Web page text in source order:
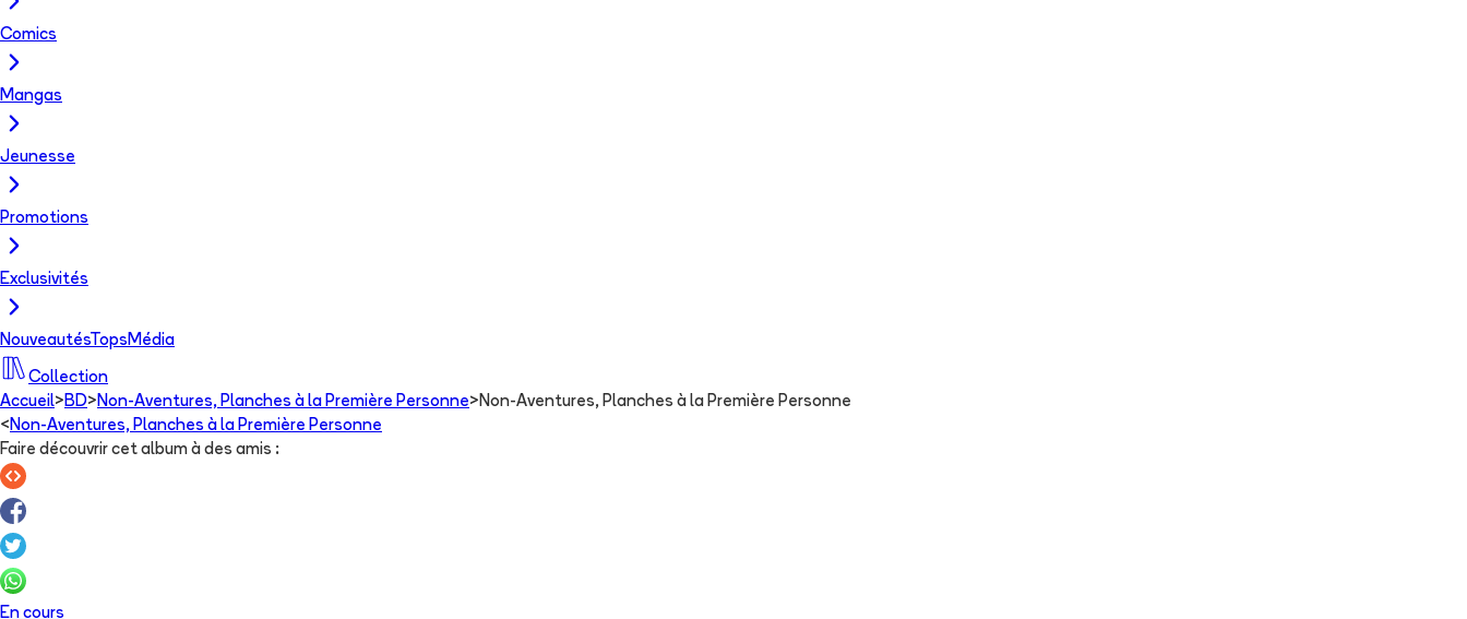
Comics
Mangas
Jeunesse
Promotions
Exclusivités
NouveautésTops Média
Collection
Accueil> BD> Non-Aventures, Planches à la Première Personne> Non-Aventures, Planches à la Première Personne
< Non-Aventures, Planches à la Première Personne
Faire découvrir cet album à des amis :
En cours